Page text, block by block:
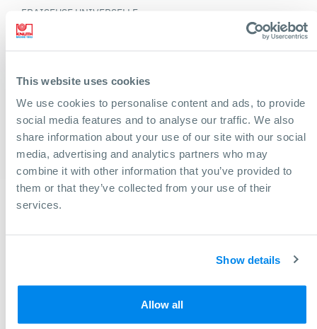
This website uses cookies
We use cookies to personalise content and ads, to provide
social media features and to analyse our traffic. We also
share information about your use of our site with our social
media, advertising and analytics partners who may
combine it with other information that you’ve provided to
them or that they’ve collected from your use of their
services.
Show details
Allow all
FRAISEUSE UNIVERSELLE
MF 5 VP
pneumatique d’outil
Surface de la table: 1.370x250 mm
Coursaxe X: 800 mm